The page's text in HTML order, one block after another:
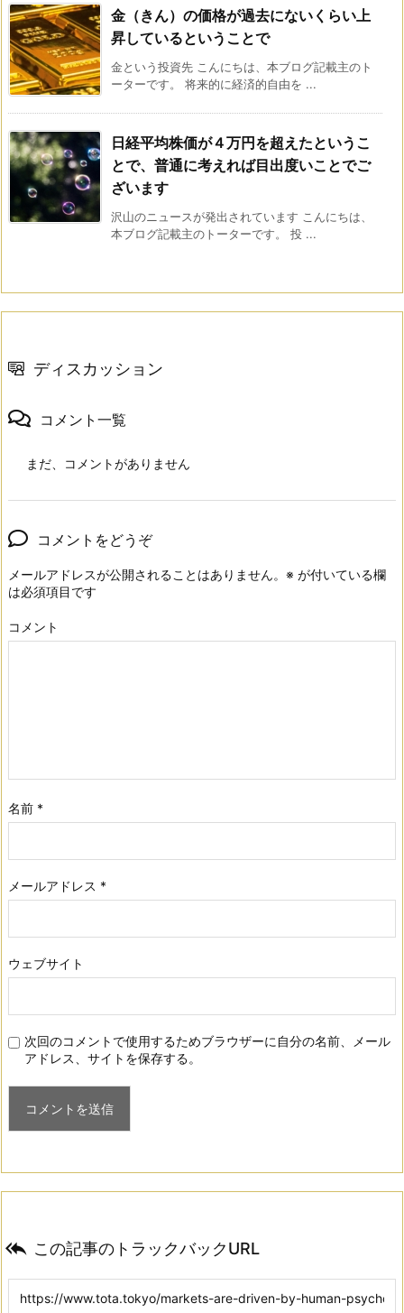
金（きん）の価格が過去にないくらい上
昇しているということで
金という投資先 こんにちは、本ブログ記載主のト
ーターです。 将来的に経済的自由を ...
日経平均株価が４万円を超えたというこ
とで、普通に考えれば目出度いことでご
ざいます
沢山のニュースが発出されています こんにちは、
本ブログ記載主のトーターです。 投 ...
ディスカッション
コメント一覧
まだ、コメントがありません
コメントをどうぞ
メールアドレスが公開されることはありません。 ※ が付いている欄
は必須項目です
コメント
名前 *
メールアドレス *
ウェブサイト
次回のコメントで使用するためブラウザーに自分の名前、メール
アドレス、サイトを保存する。
 この記事のトラックバックURL